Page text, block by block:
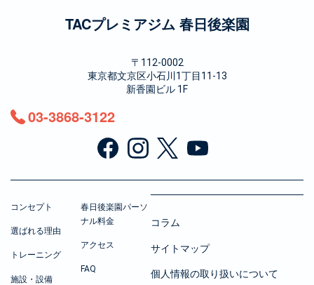
TACプレミアジム 春日後楽園
〒112-0002
東京都文京区小石川1丁目11-13
新香園ビル 1F
03-3868-3122
コンセプト
選ばれる理由
トレーニング
施設・設備
春日後楽園パーソ
ナル料金
アクセス
FAQ
コラム
サイトマップ
個人情報の取り扱いについて